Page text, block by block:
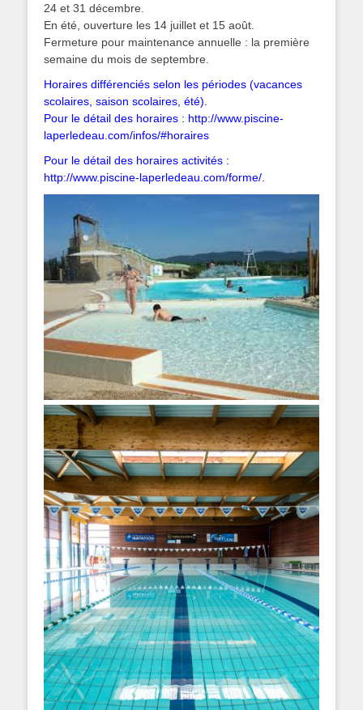
24 et 31 décembre.
En été, ouverture les 14 juillet et 15 août.
Fermeture pour maintenance annuelle : la première
semaine du mois de septembre.
Horaires différenciés selon les périodes (vacances
scolaires, saison scolaires, été).
Pour le détail des horaires : http://www.piscine-
laperledeau.com/infos/#horaires
Pour le détail des horaires activités :
http://www.piscine-laperledeau.com/forme/.